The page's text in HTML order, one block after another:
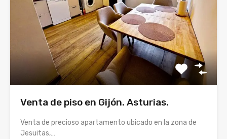
Venta de piso en Gijón. Asturias.
Venta de precioso apartamento ubicado en la zona de
Jesuitas,…